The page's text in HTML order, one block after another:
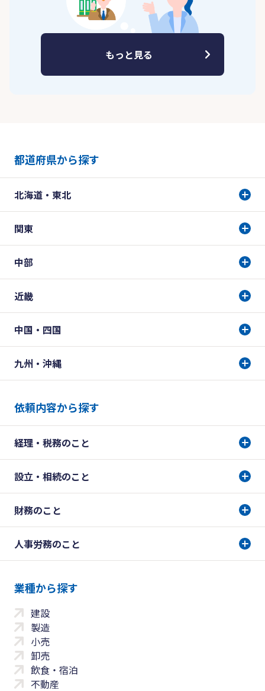
もっと見る
都道府県から探す
北海道・東北
関東
中部
近畿
中国・四国
九州・沖縄
依頼内容から探す
経理・税務のこと
設立・相続のこと
財務のこと
人事労務のこと
業種から探す
建設
製造
小売
卸売
飲食・宿泊
不動産